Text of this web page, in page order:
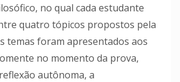
no qual cada estudante
quatro tópicos propostos pela
temas foram apresentados aos
no momento da prova,
autônoma, a